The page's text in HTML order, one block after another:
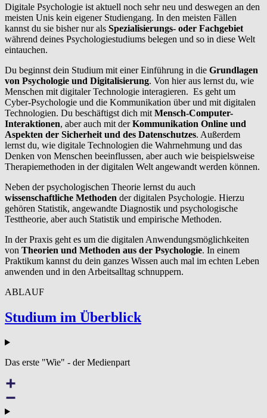
Digitale Psychologie ist aktuell noch sehr neu und deswegen an den
meisten Unis kein eigener Studiengang. In den meisten Fällen
kannst du sie bisher nur als Spezialisierungs- oder Fachgebiet
während deines Psychologiestudiums belegen und so in diese Welt
eintauchen.
Du beginnst dein Studium mit einer Einführung in die Grundlagen
von Psychologie und Digitalisierung. Von hier aus lernst du, wie
Menschen mit digitaler Technologie interagieren. Es geht um
Cyber-Psychologie und die Kommunikation über und mit digitalen
Technologien. Du beschäftigst dich mit Mensch-Computer-
Interaktionen, aber auch mit derKommunikation Online und
Aspekten der Sicherheit und des Datenschutzes. Außerdem
lernst du, wie digitale Technologien die Wahrnehmung und das
Denken von Menschen beeinflussen, aber auch wie beispielsweise
Therapiemethoden in der digitalen Welt angewandt werden können.
Neben der psychologischen Theorie lernst du auch
wissenschaftliche Methoden der digitalen Psychologie. Hierzu
gehören Statistik, angewandte Diagnostik und psychologische
Testtheorie, aber auch Statistik und empirische Methoden.
In der Praxis geht es um die digitalen Anwendungsmöglichkeiten
von Theorien und Methoden aus der Psychologie. In einem
Praktikum kannst du dein ganzes Wissen auch mal im echten Leben
anwenden und in den Arbeitsalltag schnuppern.
ABLAUF
Studium im Überblick
Das erste "Wie" - der Medienpart